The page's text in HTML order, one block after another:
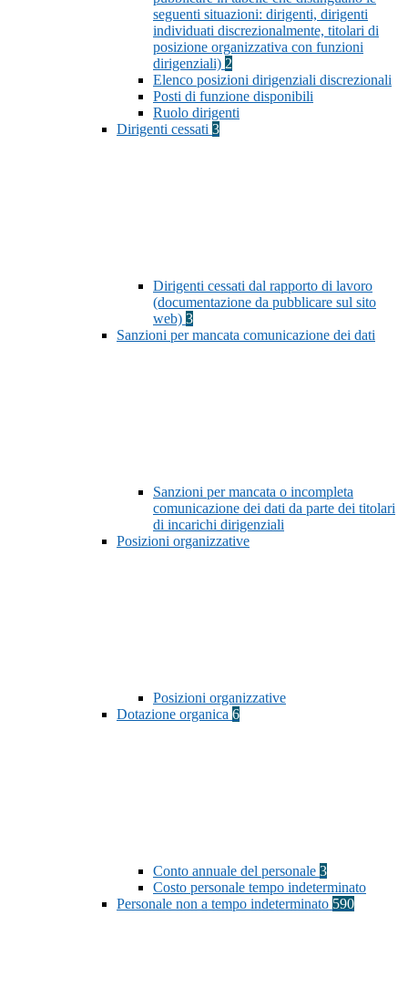
seguenti situazioni: dirigenti, dirigenti
individuati discrezionalmente, titolari di
posizione organizzativa con funzioni
dirigenziali) 2
Elenco posizioni dirigenziali discrezionali
Posti di funzione disponibili
Ruolo dirigenti
Dirigenti cessati 3
Dirigenti cessati dal rapporto di lavoro
(documentazione da pubblicare sul sito
web) 3
Sanzioni per mancata comunicazione dei dati
Sanzioni per mancata o incompleta
comunicazione dei dati da parte dei titolari
di incarichi dirigenziali
Posizioni organizzative
Posizioni organizzative
Dotazione organica 6
Conto annuale del personale 3
Costo personale tempo indeterminato
Personale non a tempo indeterminato 590